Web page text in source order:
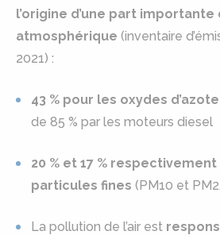
l’origine d’une part
atmosphérique (inventaire
2021) :
43 % pour les oxydes d’azote
de 85 % par les moteurs diesel
20 % et 17 %
particules fines (PM10 et
La pollution de l’air est